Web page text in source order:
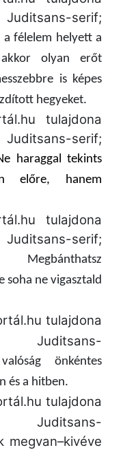
serif;
a félelem helyett a
akkor olyan erőt
is képes
hegyeket.
tulajdona
serif;
haraggal tekints
előre, hanem
tulajdona
serif;
Megbánthatsz
soha ne vigasztald
tulajdona
Juditsans-
önkéntes
és a hitben.
tulajdona
Juditsans-
megvan–kivéve